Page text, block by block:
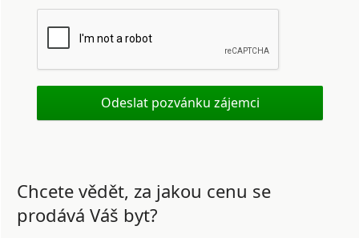
Chcete vědět, za jakou cenu se
prodává Váš byt?